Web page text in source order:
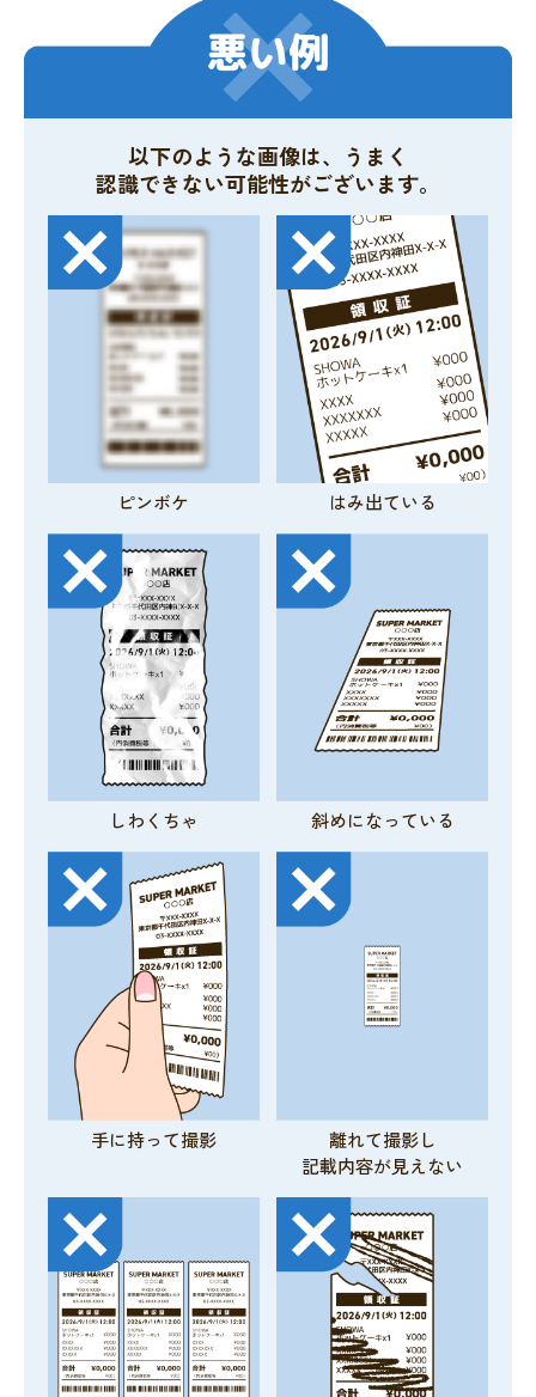
以下のような画像は、うまく
認識できない可能性がございます。
ピンボケ はみ出ている
しわくちゃ 斜めになっている
手に持って撮影
離れて撮影し
記載内容が見えない